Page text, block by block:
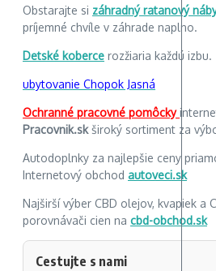
Obstarajte si záhradný ratanový
príjemné chvíle v záhrade naplno.
Detské koberce rozžiaria každú izbu.
ubytovanie Chopok Jasná
Ochranné pracovné pomôcky
Pracovnik.skširoký sortiment za
Autodoplnky za najlepšie ceny
Internetový obchod autoveci.sk
Najširší výber CBD olejov, kvapiek a
porovnávači cien na cbd-obchod.sk
Cestujte s nami